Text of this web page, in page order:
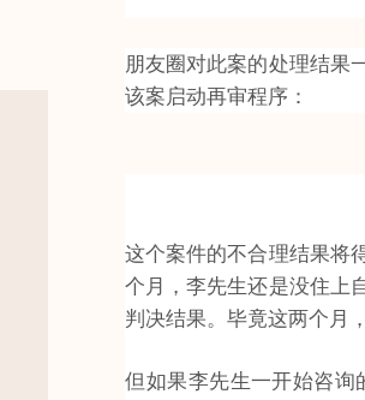
朋友圈对此案的处理结果
该案启动再审程序：
这个案件的不合理结果将
个月，李先生还是没住上
判决结果。毕竟这两个月
但如果李先生一开始咨询